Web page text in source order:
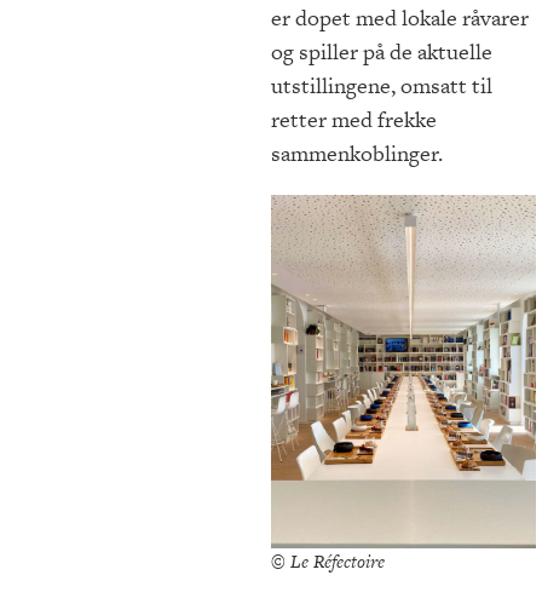
er dopet med lokale råvarer
og spiller på de aktuelle
utstillingene, omsatt til
retter med frekke
sammenkoblinger.
© Le Réfectoire